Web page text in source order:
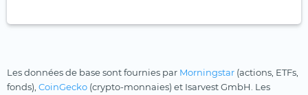
Les données de base sont fournies par Morningstar (actions, ETFs,
fonds), CoinGecko (crypto-monnaies) et Isarvest GmbH. Les